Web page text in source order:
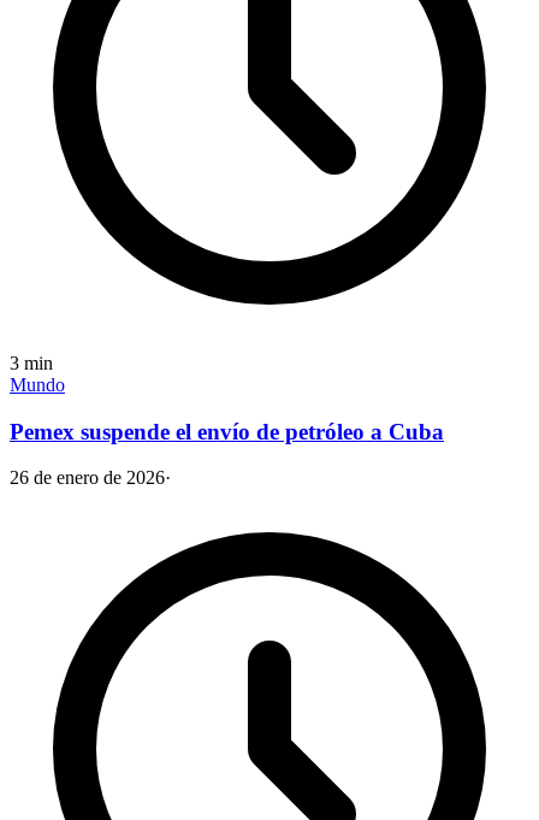
3 min
Mundo
Pemex suspende el envío de petróleo a Cuba
26 de enero de 2026·